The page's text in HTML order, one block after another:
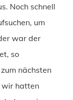
Noch schnell
um
war der
so
nächsten
wir hatten